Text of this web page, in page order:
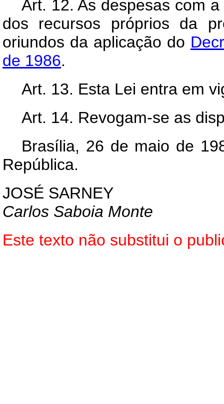
Art. 12. As despesas com
dos recursos próprios da
oriundos da aplicação do
de 1986.
Art. 13. Esta Lei entra em
Art. 14. Revogam-se as
Brasília, 26 de maio de
República.
JOSÉ SARNEY
Carlos Saboia Monte
Este texto não substitui o